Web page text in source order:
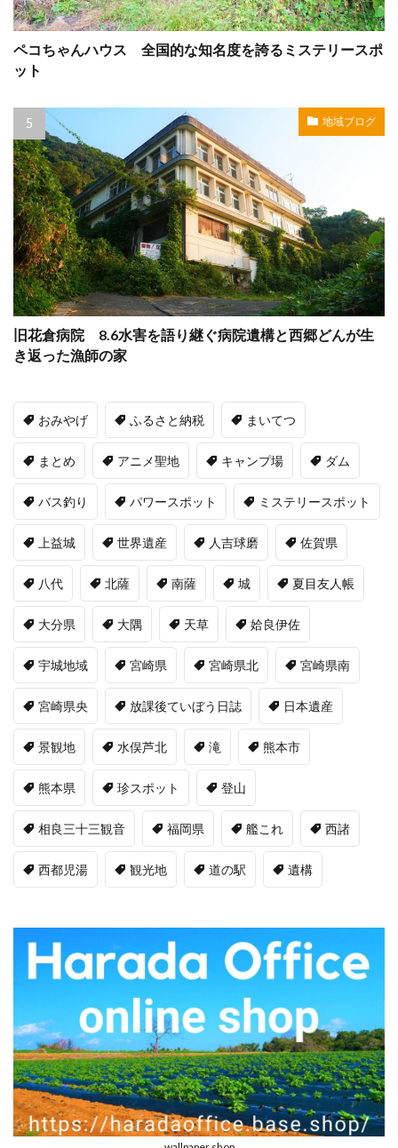
ペコちゃんハウス 全国的な知名度を誇るミステリースポ
ット
地域ブログ
旧花倉病院 8.6水害を語り継ぐ病院遺構と西郷どんが生
き返った漁師の家
おみやげ ふるさと納税 まいてつ
まとめ アニメ聖地 キャンプ場 ダム
バス釣り パワースポット ミステリースポット
上益城 世界遺産 人吉球磨 佐賀県
八代 北薩 南薩 城 夏目友人帳
大分県 大隅 天草 姶良伊佐
宇城地域 宮崎県 宮崎県北 宮崎県南
宮崎県央 放課後ていぼう日誌 日本遺産
景観地 水俣芦北 滝 熊本市
熊本県 珍スポット 登山
相良三十三観音 福岡県 艦これ 西諸
西都児湯 観光地 道の駅 遺構